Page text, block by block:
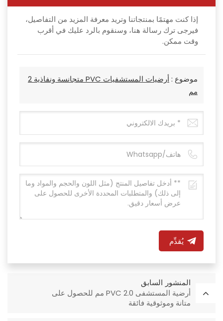
إذا كنت مهتمًا بمنتجاتنا وتريد معرفة المزيد من التفاصيل،
فيرجى ترك رسالة هنا، وسنقوم بالرد عليك في أقرب
وقت ممكن.
موضوع :
أرضيات المستشفيات PVC متجانسة ونفاذية 2
مم
يُقدِّم
المنشور السابق
أرضية المستشفى PVC 2.0 مم للحصول على
متانة وموثوقية فائقة